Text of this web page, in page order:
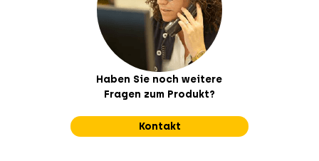
Haben Sie noch weitere
Fragen zum Produkt?
Kontakt